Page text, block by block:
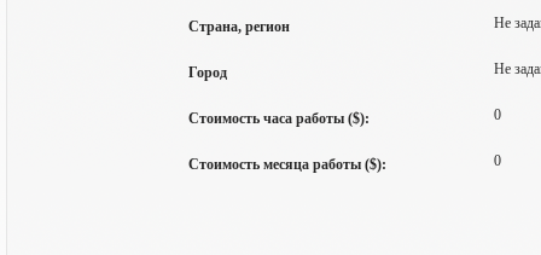
Страна, регион Не
Город Не
Стоимость часа работы ($): 0
Стоимость месяца работы ($): 0